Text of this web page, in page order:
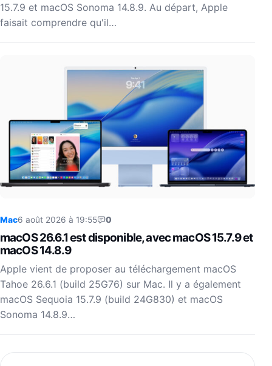
15.7.9 et macOS Sonoma 14.8.9. Au départ, Apple
faisait comprendre qu'il…
Mac6 août 2026 à 19:55 0
macOS 26.6.1 est disponible, avec macOS 15.7.9 et
macOS 14.8.9
Apple vient de proposer au téléchargement macOS
Tahoe 26.6.1 (build 25G76) sur Mac. Il y a également
macOS Sequoia 15.7.9 (build 24G830) et macOS
Sonoma 14.8.9…